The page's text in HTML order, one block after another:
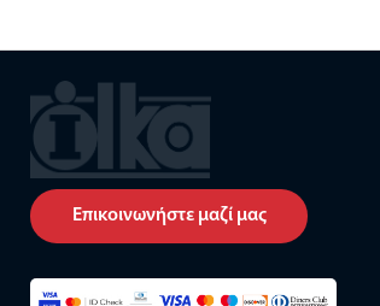
Επικοινωνήστε μαζί μας